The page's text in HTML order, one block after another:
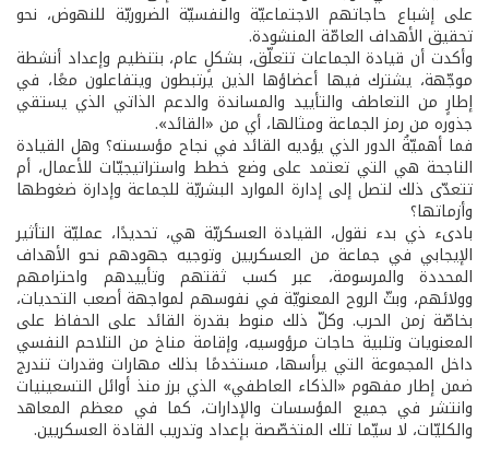
على إشباع حاجاتهم الاجتماعيّة والنفسيّة الضروريّة للنهوض، نحو
تحقيق الأهداف العامّة المنشودة.
وأكدت أن قيادة الجماعات تتعلّق، بشكلٍ عام، بتنظيم وإعداد أنشطة
موجّهة، يشترك فيها أعضاؤها الذين يرتبطون ويتفاعلون معًا، في
إطارٍ من التعاطف والتأييد والمساندة والدعم الذاتي الذي يستقي
جذوره من رمز الجماعة ومثالها، أي من «القائد».
فما أهميّةُ الدور الذي يؤديه القائد في نجاح مؤسسته؟ وهل القيادة
الناجحة هي التي تعتمد على وضع خطط واستراتيجيّات للأعمال، أم
تتعدّى ذلك لتصل إلى إدارة الموارد البشريّة للجماعة وإدارة ضغوطها
وأزماتها؟
بادىء ذي بدء نقول، القيادة العسكريّة هي، تحديدًا، عمليّة التأثير
الإيجابي في جماعة من العسكريين وتوجيه جهودهم نحو الأهداف
المحددة والمرسومة، عبر كسب ثقتهم وتأييدهم واحترامهم
وولائهم، وبثّ الروح المعنويّة في نفوسهم لمواجهة أصعب التحديات،
بخاصّة زمن الحرب. وكلّ ذلك منوط بقدرة القائد على الحفاظ على
المعنويات وتلبية حاجات مرؤوسيه، وإقامة مناخ من التلاحم النفسي
داخل المجموعة التي يرأسها، مستخدمًا بذلك مهارات وقدرات تندرج
ضمن إطار مفهوم «الذكاء العاطفي» الذي برز منذ أوائل التسعينيات
وانتشر في جميع المؤسسات والإدارات، كما في معظم المعاهد
والكليّات، لا سيّما تلك المتخصّصة بإعداد وتدريب القادة العسكريين.